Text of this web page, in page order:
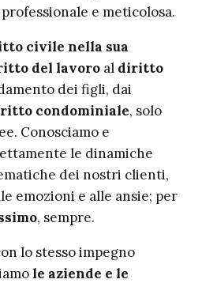
e meticolosa.
civile nella sua
del lavoro al diritto
dei figli, dai
condominiale, solo
Conosciamo e
le dinamiche
dei nostri clienti,
emozioni e alle ansie; per
, sempre.
lo stesso impegno
le aziende e le